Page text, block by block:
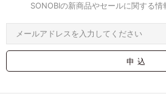
SONOBIの新商品やセールに関する情